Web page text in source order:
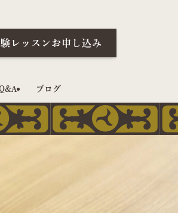
ブログ
レッスンお申し込み